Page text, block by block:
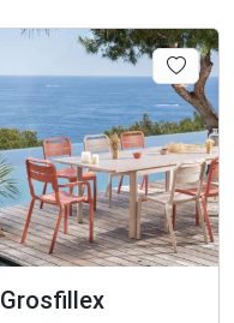
Grosfillex